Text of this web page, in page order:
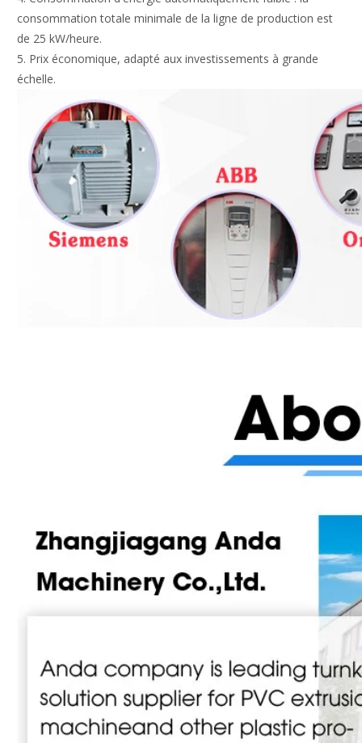
consommation totale minimale de la ligne de production est
de 25 kW/heure.
5. Prix économique, adapté aux investissements à grande
échelle.